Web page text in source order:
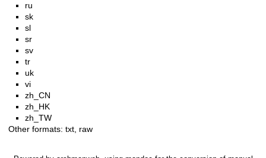
ru
sk
sl
sr
sv
tr
uk
vi
zh_CN
zh_HK
zh_TW
Other formats: txt, raw